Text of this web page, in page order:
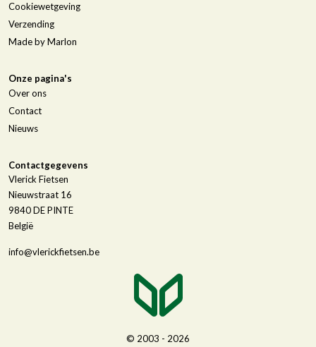
Cookiewetgeving
Verzending
Made by Marlon
Onze pagina's
Over ons
Contact
Nieuws
Contactgegevens
Vlerick Fietsen
Nieuwstraat 16
9840DE PINTE
België
info@vlerickfietsen.be
© 2003 - 2026